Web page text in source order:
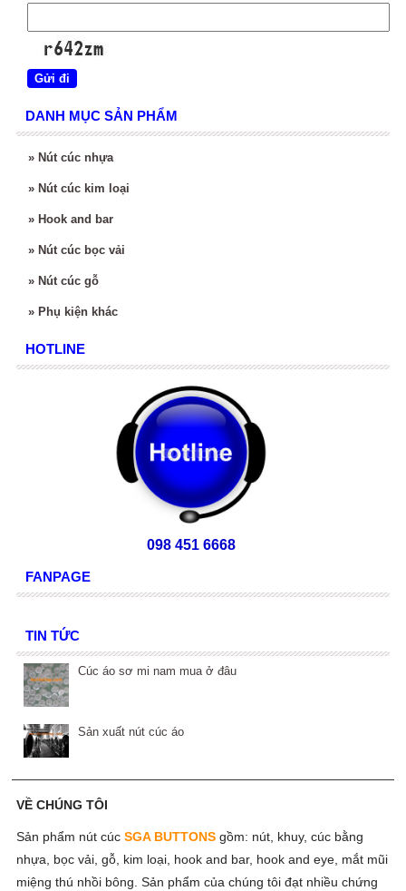
DANH MỤC SẢN PHẨM
» Nút cúc nhựa
» Nút cúc kim loại
» Hook and bar
» Nút cúc bọc vải
» Nút cúc gỗ
» Phụ kiện khác
HOTLINE
098 451 6668
FANPAGE
TIN TỨC
Cúc áo sơ mi nam mua ở đâu
Sản xuất nút cúc áo
VỀ CHÚNG TÔI
Sản phẩm nút cúc SGA BUTTONSgồm: nút, khuy, cúc bằng
nhựa, bọc vải, gỗ, kim loại, hook and bar, hook and eye, mắt mũi
miệng thú nhồi bông. Sản phẩm của chúng tôi đạt nhiều chứng